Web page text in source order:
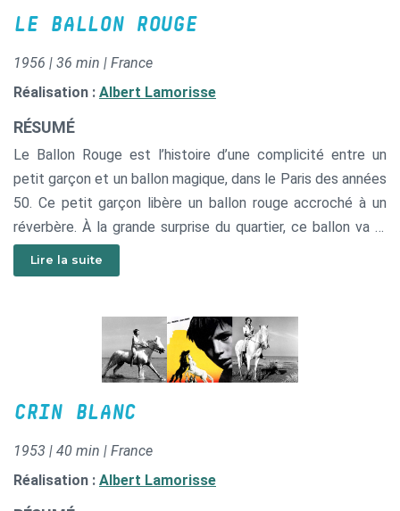
LE BALLON ROUGE
1956 | 36 min | France
Réalisation : Albert Lamorisse
RÉSUMÉ
Le Ballon Rouge est l’histoire d’une complicité entre un
petit garçon et un ballon magique, dans le Paris des années
50. Ce petit garçon libère un ballon rouge accroché à un
réverbère. À la grande surprise du quartier, ce ballon va le
suivre dans les rues de Paris, suscitant la jalousie des
autres enfants.
Lire la suite
CRIN BLANC
1953 | 40 min | France
Réalisation : Albert Lamorisse